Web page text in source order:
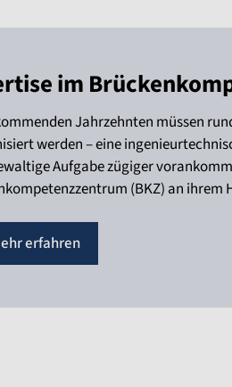
im
Jahrzehnten müssen
werden – eine
Aufgabe zügiger
(BKZ) an ihrem
erfahren